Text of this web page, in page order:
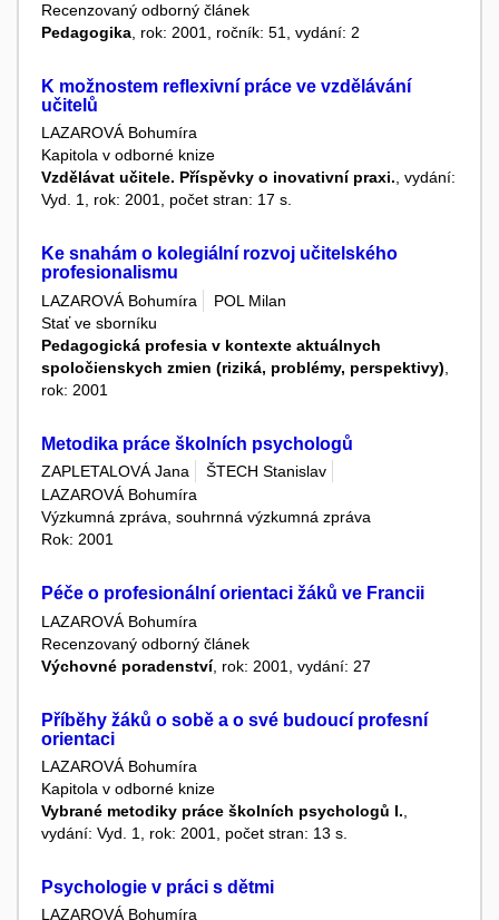
Recenzovaný odborný článek
Pedagogika , rok: 2001, ročník: 51, vydání: 2
K možnostem reflexivní práce ve vzdělávání
učitelů
LAZAROVÁ Bohumíra
Kapitola v odborné knize
Vzdělávat učitele. Příspěvky o inovativní praxi., vydání:
Vyd. 1, rok: 2001, počet stran: 17 s.
Ke snahám o kolegiální rozvoj učitelského
profesionalismu
LAZAROVÁ Bohumíra
POL Milan
Stať ve sborníku
Pedagogická profesia v kontexte aktuálnych
spoločienskych zmien (riziká, problémy, perspektivy)
rok: 2001
Metodika práce školních psychologů
ZAPLETALOVÁ Jana
ŠTECH Stanislav
LAZAROVÁ Bohumíra
Výzkumná zpráva, souhrnná výzkumná zpráva
Rok: 2001
Péče o profesionální orientaci žáků ve Francii
LAZAROVÁ Bohumíra
Recenzovaný odborný článek
Výchovné poradenství, rok: 2001, vydání: 27
Příběhy žáků o sobě a o své budoucí profesní
orientaci
LAZAROVÁ Bohumíra
Kapitola v odborné knize
Vybrané metodiky práce školních psychologů I.
vydání: Vyd. 1, rok: 2001, počet stran: 13 s.
Psychologie v práci s dětmi
LAZAROVÁ Bohumíra